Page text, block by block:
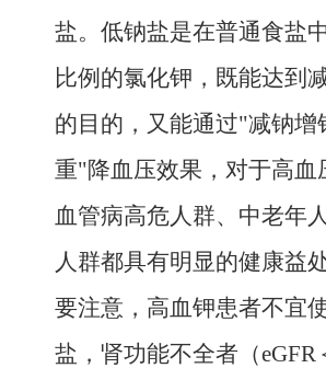
盐。低钠盐是在普通食盐
比例的氯化钾，既能达到
的目的，又能通过"减钠增
重"降血压效果，对于高血
血管病高危人群、中老年
人群都具有明显的健康益
要注意，高血钾患者不宜
盐，肾功能不全者（eGFR